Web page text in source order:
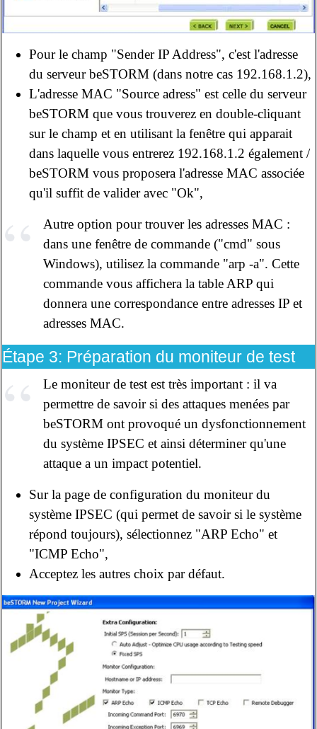
Pour le champ "Sender IP Address", c'est l'adresse
du serveur beSTORM (dans notre cas 192.168.1.2),
L'adresse MAC "Source adress" est celle du serveur
beSTORM que vous trouverez en double-cliquant
sur le champ et en utilisant la fenêtre qui apparait
dans laquelle vous entrerez 192.168.1.2 également /
beSTORM vous proposera l'adresse MAC associée
qu'il suffit de valider avec "Ok",
Autre option pour trouver les adresses MAC :
dans une fenêtre de commande ("cmd" sous
Windows), utilisez la commande "arp -a". Cette
commande vous affichera la table ARP qui
donnera une correspondance entre adresses IP et
adresses MAC.
Étape 3: Préparation du moniteur de test
Le moniteur de test est très important : il va
permettre de savoir si des attaques menées par
beSTORM ont provoqué un dysfonctionnement
du système IPSEC et ainsi déterminer qu'une
attaque a un impact potentiel.
Sur la page de configuration du moniteur du
système IPSEC (qui permet de savoir si le système
répond toujours), sélectionnez "ARP Echo" et
"ICMP Echo",
Acceptez les autres choix par défaut.